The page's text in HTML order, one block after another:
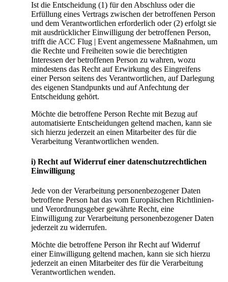
Ist die Entscheidung (1) für den Abschluss oder die
Erfüllung eines Vertrags zwischen der betroffenen Person
und dem Verantwortlichen erforderlich oder (2) erfolgt sie
mit ausdrücklicher Einwilligung der betroffenen Person,
trifft die ACC Flug | Event angemessene Maßnahmen, um
die Rechte und Freiheiten sowie die berechtigten
Interessen der betroffenen Person zu wahren, wozu
mindestens das Recht auf Erwirkung des Eingreifens
einer Person seitens des Verantwortlichen, auf Darlegung
des eigenen Standpunkts und auf Anfechtung der
Entscheidung gehört.
Möchte die betroffene Person Rechte mit Bezug auf
automatisierte Entscheidungen geltend machen, kann sie
sich hierzu jederzeit an einen Mitarbeiter des für die
Verarbeitung Verantwortlichen wenden.
i) Recht auf Widerruf einer datenschutzrechtlichen
Einwilligung
Jede von der Verarbeitung personenbezogener Daten
betroffene Person hat das vom Europäischen Richtlinien-
und Verordnungsgeber gewährte Recht, eine
Einwilligung zur Verarbeitung personenbezogener Daten
jederzeit zu widerrufen.
Möchte die betroffene Person ihr Recht auf Widerruf
einer Einwilligung geltend machen, kann sie sich hierzu
jederzeit an einen Mitarbeiter des für die Verarbeitung
Verantwortlichen wenden.